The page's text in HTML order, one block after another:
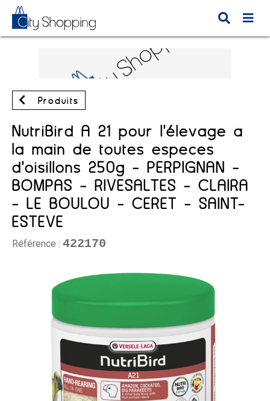
Produits
NutriBird A 21 pour l'élevage à
la main de toutes espèces
d'oisillons 250g - PERPIGNAN -
BOMPAS - RIVESALTES - CLAIRA
- LE BOULOU - CERET - SAINT-
ESTEVE
Référence : 422170